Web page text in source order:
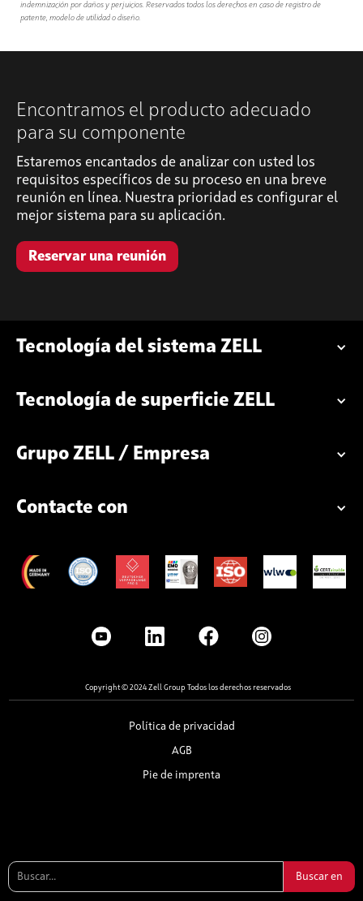
indemnización por daños y perjuicios. Reservados todos los derechos en caso de registro de
patente, modelo de utilidad o diseño.
Encontramos el producto adecuado
para su componente
Estaremos encantados de analizar con usted los
requisitos específicos de su proceso en una breve
reunión en línea. Nuestra prioridad es configurar el
mejor sistema para su aplicación.
Reservar una reunión
Tecnología del sistema ZELL
Tecnología de superficie ZELL
Grupo ZELL / Empresa
Contacte con
Copyright © 2024 Zell Group Todos los derechos reservados
Política de privacidad
AGB
Pie de imprenta